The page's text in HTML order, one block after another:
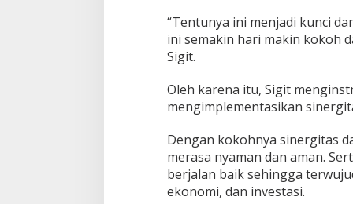
u
d
S
e
r
a
s
M
“Tentunya ini menjadi kunci
ini semakin hari makin kokoh
Sigit.
Oleh karena itu, Sigit
mengimplementasikan
Dengan kokohnya sinergitas
merasa nyaman dan aman.
berjalan baik sehingga
ekonomi, dan investasi.